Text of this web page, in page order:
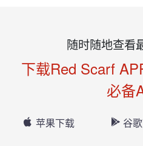
随时随地查看
下载Red Scarf
必备
苹果下载 谷